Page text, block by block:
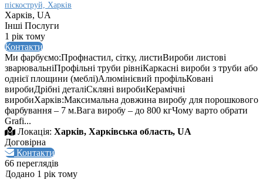
піскоструй, Харків
Харків, UA
Інші Послуги
1 рік тому
Контакти
Ми фарбуємо:Профнастил, сітку, листиВироби листові
зварювальніПрофільні труби рівніКаркасні вироби з труби або
однієї площини (меблі)Алюмінієвий профільКовані
виробиДрібні деталіСкляні виробиКерамічні
виробиХарків:Максимальна довжина виробу для порошкового
фарбування – 7 м.Вага виробу – до 800 кгЧому варто обрати
Grafi...
Локація: Харків, Харківська область, UA
Договірна
Контакти
66 переглядів
Додано 1 рік тому